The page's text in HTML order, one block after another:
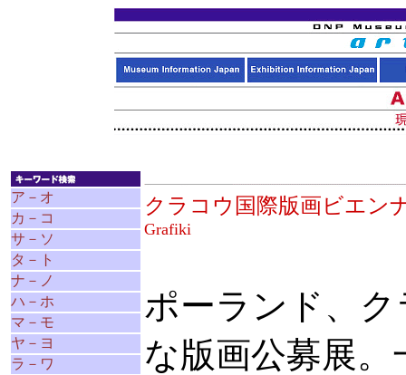
ア－オ
カ－コ
サ－ソ
タ－ト
ナ－ノ
ハ－ホ
マ－モ
ヤ－ヨ
ラ－ワ
クラコウ国際版画ビエ
Grafiki
ポーランド、
な版画公募展